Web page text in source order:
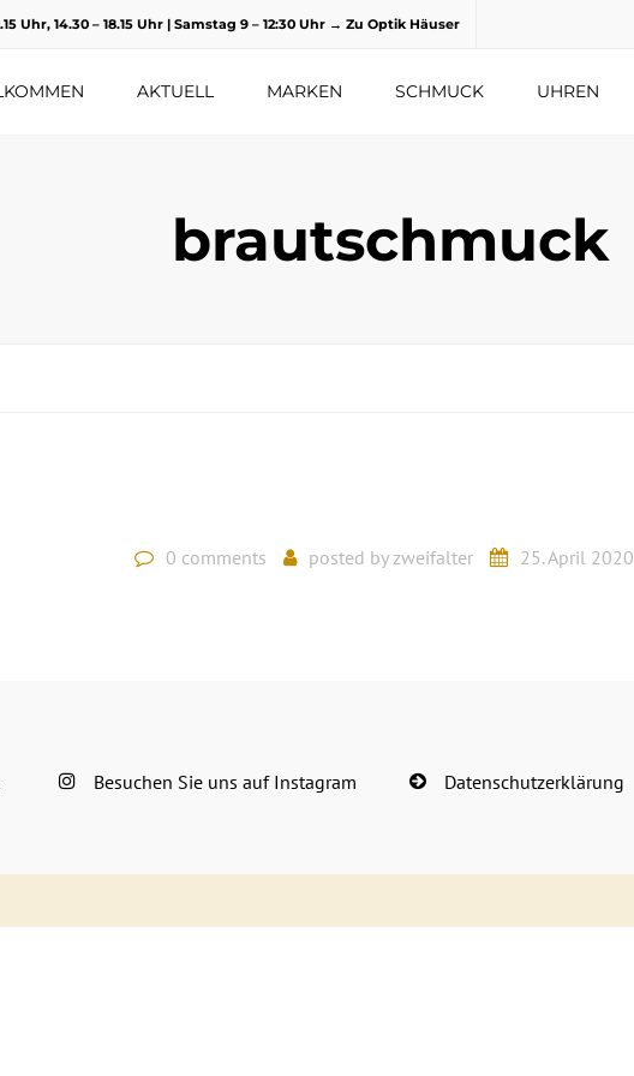
Uhr, 14.30 – 18.15 Uhr | Samstag 9 – 12:30 Uhr → Zu Optik Häuser
AKTUELL MARKEN SCHMUCK UHREN
brautschmuck
0 comments posted by zweifalter 25. April 2020
Besuchen Sie uns auf Instagram Datenschutzerklärung